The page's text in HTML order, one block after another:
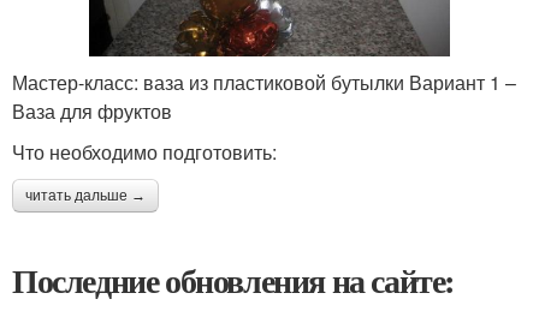
Мастер-класс: ваза из пластиковой бутылки Вариант 1 –
Ваза для фруктов
Что необходимо подготовить:
читать дальше →
Последние обновления на сайте: